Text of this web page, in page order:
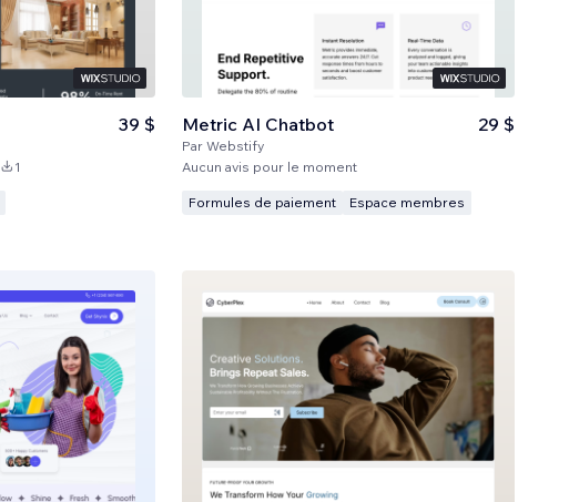
39 $
1
Metric AI Chatbot
Par Webstify
29 $
Aucun avis pour le moment
Formules de paiement Espace membres